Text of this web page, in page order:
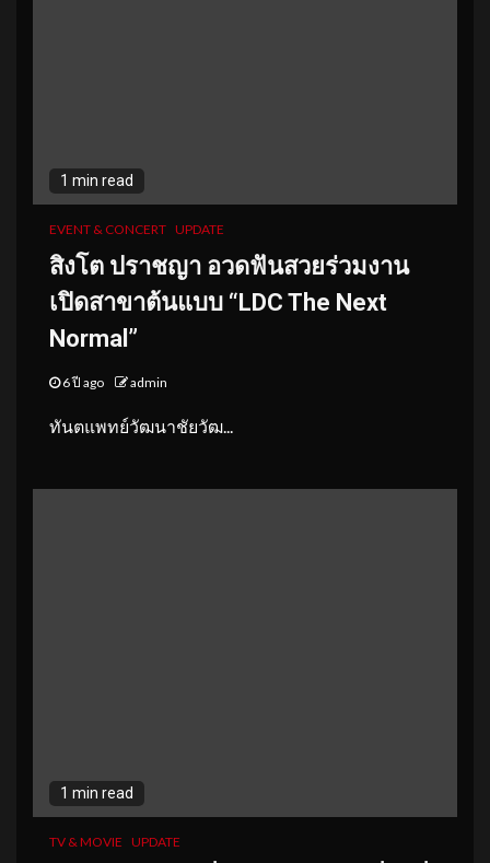
1 min read
EVENT & CONCERT UPDATE
สิงโต ปราชญา อวดฟันสวยร่วมงาน
เปิดสาขาต้นแบบ “LDC The Next
Normal”
6 ปี ago admin
ทันตแพทย์วัฒนาชัยวัฒ...
1 min read
TV & MOVIE UPDATE